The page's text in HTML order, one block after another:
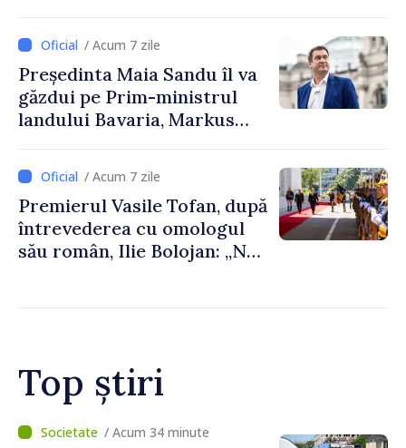
/ Acum 7 zile
Președinta Maia Sandu îl va
găzdui pe Prim-ministrul
landului Bavaria, Markus
/ Acum 7 zile
Premierul Vasile Tofan, după
întrevederea cu omologul
său român, Ilie Bolojan: „Ne
pentru oameni”
Top știri
/ Acum 15 minute